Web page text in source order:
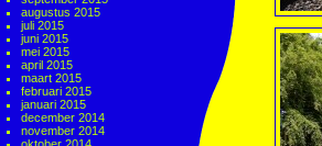
augustus 2015
juli 2015
juni 2015
mei 2015
april 2015
maart 2015
februari 2015
januari 2015
december 2014
november 2014